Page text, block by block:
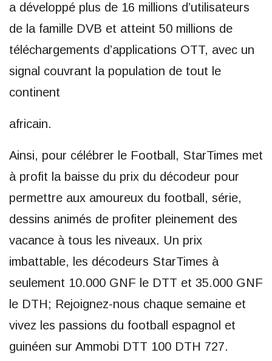
a développé plus de 16 millions d’utilisateurs
de la famille DVB et atteint 50 millions de
téléchargements d’applications OTT, avec un
signal couvrant la population de tout le
continent
africain.
Ainsi, pour célébrer le Football, StarTimes met
à profit la baisse du prix du décodeur pour
permettre aux amoureux du football, série,
dessins animés de profiter pleinement des
vacance à tous les niveaux. Un prix
imbattable, les décodeurs StarTimes à
seulement 10.000 GNF le DTT et 35.000 GNF
le DTH; Rejoignez-nous chaque semaine et
vivez les passions du football espagnol et
guinéen sur Ammobi DTT 100 DTH 727.